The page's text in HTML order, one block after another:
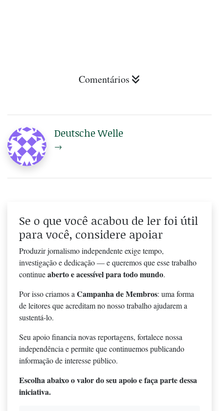
Comentários
Deutsche Welle
→
Se o que você acabou de ler foi útil
para você, considere apoiar
Produzir jornalismo independente exige tempo,
investigação e dedicação — e queremos que esse trabalho
continueaberto e acessível para todo mundo.
Por isso criamos a Campanha de Membros: uma forma
de leitores que acreditam no nosso trabalho ajudarem a
sustentá-lo.
Seu apoio financia novas reportagens, fortalece nossa
independência e permite que continuemos publicando
informação de interesse público.
Escolha abaixo o valor do seu apoio e faça parte dessa
iniciativa.